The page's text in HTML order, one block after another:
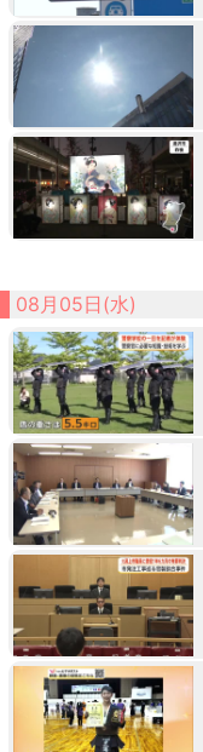
08月05日(水)